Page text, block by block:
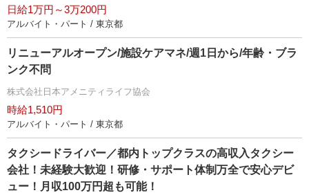
日給1万円～3万200円
アルバイト・パート / 東京都
リニューアルオープン/施設ケアマネ/週1日から/年齢・ブラ
ンク不問
株式会社日本アメニティライフ協会
時給1,510円
アルバイト・パート / 東京都
タクシードライバー／都内トップクラスの高収入タクシー
会社！未経験大歓迎！研修・サポート体制万全で安心デビ
ュー！月収100万円超も可能！